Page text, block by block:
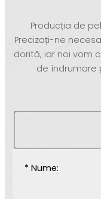
Producția de
Precizați-ne
dorită, iar noi vom
de îndrumare
* Nume: